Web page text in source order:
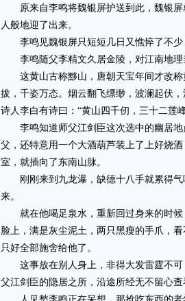
原来自李鸣将魏银屏护送到此，魏银屏
人般地迎了出来。
李鸣见魏银屏只短短几日又憔悴了不少
李鸣随父李精文久居金陵，对江南地理
这黄山古称黟山，唐朝天宝年间才改称
拔，千姿万态。烟云翻飞缥缈，波澜起伏
诗人李白有诗曰：“黄山四千仞，三十二莲
李鸣知道师父江剑臣这次选中的幽居地
父，还特意用一个大酒葫芦装上了上好烧
室，就插向了东南山脉。
刚刚来到九龙瀑，缺德十八手就累得气
来。
就在他喝足泉水，重新回过身来的时候
脸上，满是灰尘泥土，两只黑瘦的手爪，
只好全部施舍给他了。
这事放在别人身上，非得大发雷霆不可
父江剑臣的隐居之所，沿途所经无不留心